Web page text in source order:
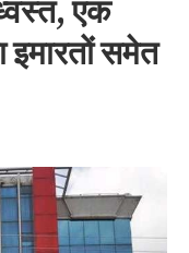
एक
समेत